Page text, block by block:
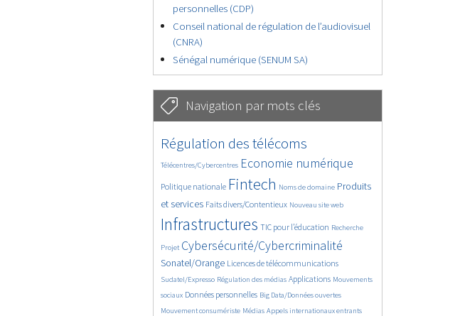
personnelles (CDP)
Conseil national de régulation de l’audiovisuel
(CNRA)
Sénégal numérique (SENUM SA)
Navigation par mots clés
4615/5675
Régulation des télécoms
367/5675
Télécentres/Cybercentres
3705/5675 Economie numérique
1842/5675
Politique nationale
5216/5675 Fintech
683/5675
Noms de domaine
2409/5675
Produits
et services
1589/5675 Faits divers/Contentieux
834/5675 Nouveau site web
5675/5675
Infrastructures
1817/5675
TIC pour l’éducation
197/5675
Recherche
247/5675
Projet
3592/5675Cybersécurité/Cybercriminalité
2327/5675
Sonatel/Orange
1633/5675 Licences de télécommunications
283/5675
Sudatel/Expresso
1034/5675 Régulation des médias
1525/5675 Applications
1162/5675
Mouvements
sociaux
1663/5675Données personnelles
140/5675 Big Data/Données ouvertes
615/5675
Mouvement consumériste
375/5675 Médias
673/5675 Appels internationaux entrants
1751/5675